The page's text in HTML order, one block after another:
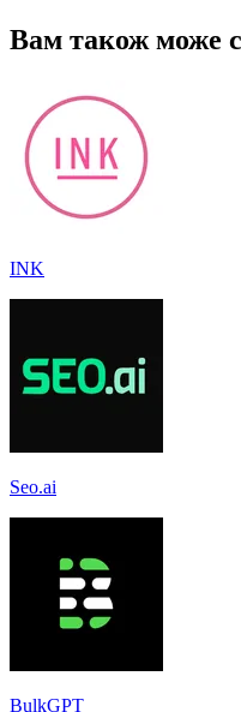
Вам також може
INK
Seo.ai
BulkGPT